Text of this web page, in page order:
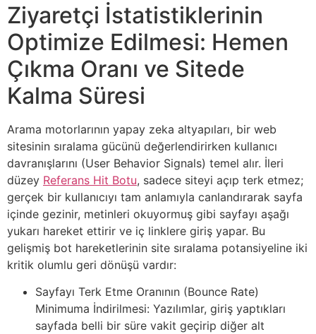
Ziyaretçi İstatistiklerinin
Optimize Edilmesi: Hemen
Çıkma Oranı ve Sitede
Kalma Süresi
Arama motorlarının yapay zeka altyapıları, bir web
sitesinin sıralama gücünü değerlendirirken kullanıcı
davranışlarını (User Behavior Signals) temel alır. İleri
düzey Referans Hit Botu, sadece siteyi açıp terk etmez;
gerçek bir kullanıcıyı tam anlamıyla canlandırarak sayfa
içinde gezinir, metinleri okuyormuş gibi sayfayı aşağı
yukarı hareket ettirir ve iç linklere giriş yapar. Bu
gelişmiş bot hareketlerinin site sıralama potansiyeline iki
kritik olumlu geri dönüşü vardır:
Sayfayı Terk Etme Oranının (Bounce Rate)
Minimuma İndirilmesi: Yazılımlar, giriş yaptıkları
sayfada belli bir süre vakit geçirip diğer alt